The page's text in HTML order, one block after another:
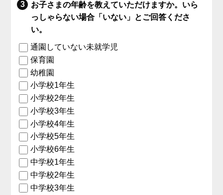
お子さまの年齢を教えていただけますか。いら
っしゃらない場合「いない」とご回答くださ
い。
通園していない未就学児
保育園
幼稚園
小学校1年生
小学校2年生
小学校3年生
小学校4年生
小学校5年生
小学校6年生
中学校1年生
中学校2年生
中学校3年生